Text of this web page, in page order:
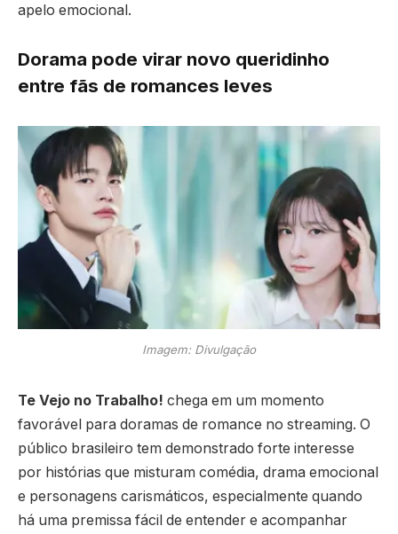
apelo emocional.
Dorama pode virar novo queridinho
entre fãs de romances leves
Imagem: Divulgação
Te Vejo no Trabalho! chega em um momento
favorável para doramas de romance no streaming. O
público brasileiro tem demonstrado forte interesse
por histórias que misturam comédia, drama emocional
e personagens carismáticos, especialmente quando
há uma premissa fácil de entender e acompanhar